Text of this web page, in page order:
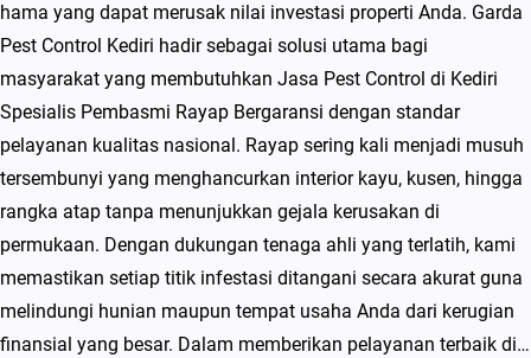
hama yang dapat merusak nilai investasi properti Anda. Garda
Pest Control Kediri hadir sebagai solusi utama bagi
masyarakat yang membutuhkan Jasa Pest Control di Kediri
Spesialis Pembasmi Rayap Bergaransi dengan standar
pelayanan kualitas nasional. Rayap sering kali menjadi musuh
tersembunyi yang menghancurkan interior kayu, kusen, hingga
rangka atap tanpa menunjukkan gejala kerusakan di
permukaan. Dengan dukungan tenaga ahli yang terlatih, kami
memastikan setiap titik infestasi ditangani secara akurat guna
melindungi hunian maupun tempat usaha Anda dari kerugian
finansial yang besar. Dalam memberikan pelayanan terbaik di…